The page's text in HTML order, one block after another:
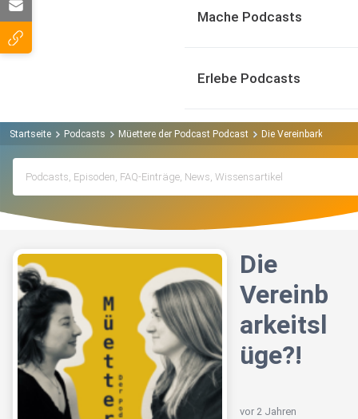
Mache Podcasts
Erlebe Podcasts
Startseite Podcasts Müettere der Podcast Podcast Die
Die
Vereinb
arkeitsl
üge?!
vor 2 Jahren